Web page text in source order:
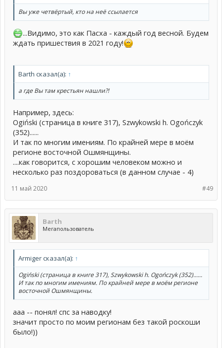
Вы уже четвёртый, кто на неё ссылается
...Видимо, это как Пасха - каждый год весной. Будем
ждать пришествия в 2021 году!
Barth сказал(а): ↑
а где Вы там крестьян нашли?!
Например, здесь:
Ogiński (страница в книге 317), Szwykowski h. Ogończyk
(352)......
И так по многим имениям. По крайней мере в моём
регионе восточной Ошмянщины.
....как говорится, с хорошим человеком можно и
несколько раз поздороваться (в данном случае - 4)
#49
11 май 2020
Barth
Мегапользователь
Armiger сказал(а): ↑
Ogiński (страница в книге 317), Szwykowski h. Ogończyk (352)......
И так по многим имениям. По крайней мере в моём регионе
восточной Ошмянщины.
ааа -- понял! спс за наводку!
значит просто по моим регионам без такой роскоши
было!))